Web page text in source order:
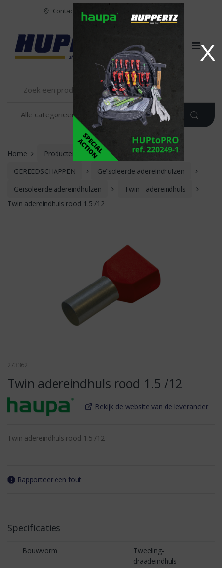
X
Contact
Home Producten
INSTALLATIE
GEREEDSCHAPPEN
Geïsoleerde adereindhulzen
Geïsoleerde adereindhulzen
Twin - adereindhuls
Twin adereindhuls rood 1.5 /12
273362
Twin adereindhuls rood 1.5 /12
Bekijk de website van de leverancier
Twin adereindhuls rood 1.5 /12
Rapporteer een fout
Specificaties
Bouwvorm
Tweeling-
draadeindhuls